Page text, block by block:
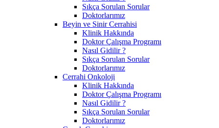
Sıkça Sorulan Sorular
Doktorlarımız
Beyin ve Sinir Cerrahisi
Klinik Hakkında
Doktor Çalışma Programı
Nasıl Gidilir ?
Sıkça Sorulan Sorular
Doktorlarımız
Cerrahi Onkoloji
Klinik Hakkında
Doktor Çalışma Programı
Nasıl Gidilir ?
Sıkça Sorulan Sorular
Doktorlarımız